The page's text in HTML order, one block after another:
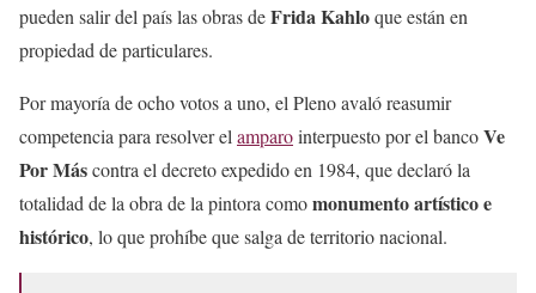
pueden salir del país las obras deFrida Kahloque están en
propiedad de particulares.
Por mayoría de ocho votos a uno, el Pleno avaló reasumir
competencia para resolver el amparointerpuesto por el bancoVe
Por Máscontra el decreto expedido en 1984, que declaró la
totalidad de la obra de la pintora comomonumento artístico e
histórico, lo que prohíbe que salga de territorio nacional.